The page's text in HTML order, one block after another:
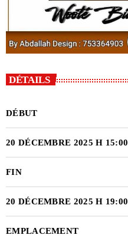
DÉTAILS
DÉBUT
20 DÉCEMBRE 2025 H 15:00
FIN
20 DÉCEMBRE 2025 H 19:00
EMPLACEMENT